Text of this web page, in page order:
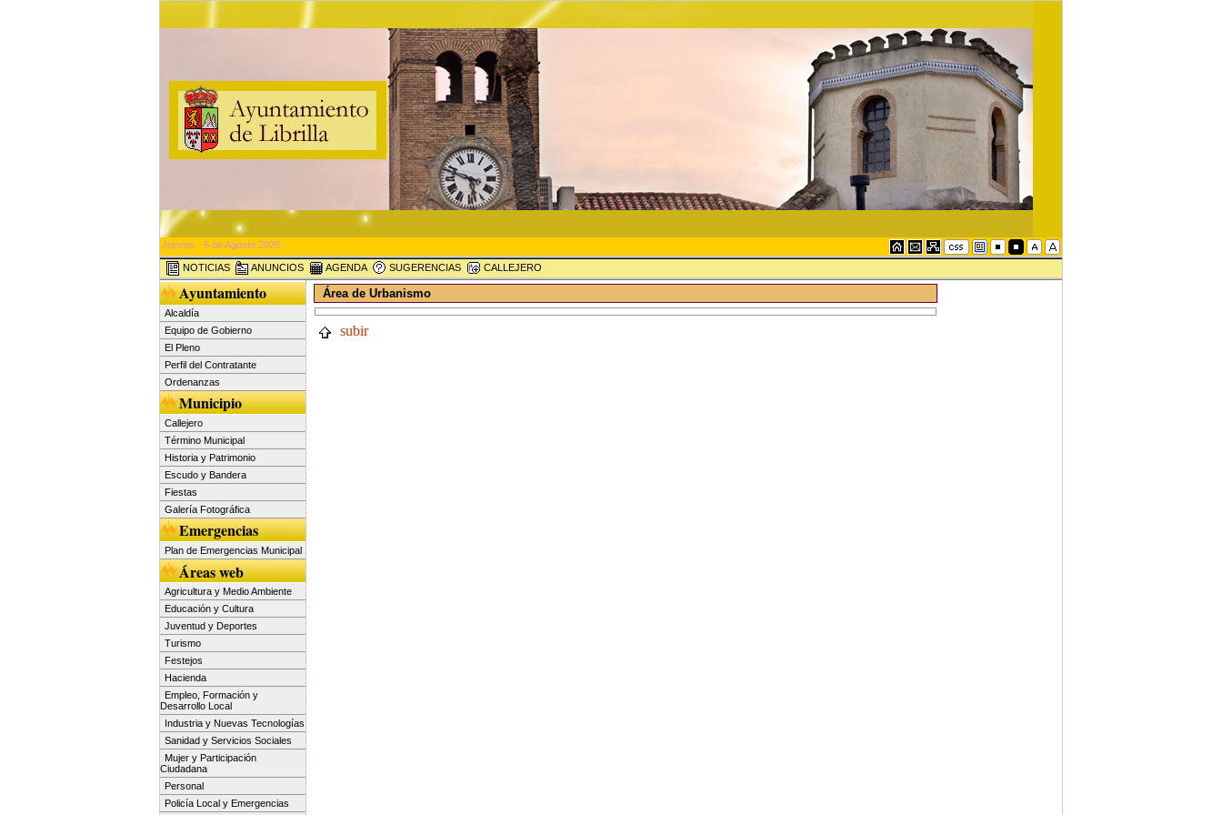
Jueves - 6 de Agosto 2026
NOTICIAS ANUNCIOS AGENDA SUGERENCIAS CALLEJERO
Ayuntamiento
Alcaldía
Equipo de Gobierno
El Pleno
Perfil del Contratante
Ordenanzas
Municipio
Callejero
Término Municipal
Historia y Patrimonio
Escudo y Bandera
Fiestas
Galería Fotográfica
Emergencias
Plan de Emergencias Municipal
Áreas web
Agricultura y Medio Ambiente
Educación y Cultura
Juventud y Deportes
Turismo
Festejos
Hacienda
Empleo, Formación y
Desarrollo Local
Industria y Nuevas Tecnologías
Sanidad y Servicios Sociales
Mujer y Participación
Ciudadana
Personal
Policía Local y Emergencias
Área de Urbanismo
subir